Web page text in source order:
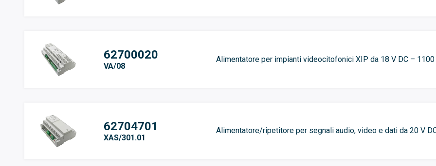
62700020
VA/08
Alimentatore per impianti videocitofonici XIP da 18 V DC – 1100
62704701
XAS/301.01
Alimentatore/ripetitore per segnali audio, video e dati da 20 V